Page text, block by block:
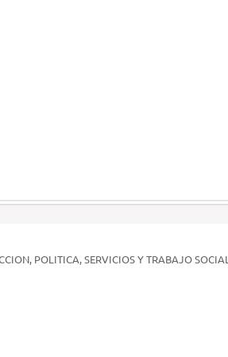
POLITICA, SERVICIOS Y TRABAJO SOCIAL